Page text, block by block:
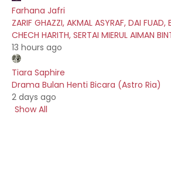
Farhana Jafri
ZARIF GHAZZI, AKMAL ASYRAF, DAI FUAD,
CHECH HARITH, SERTAI MIERUL AIMAN
13 hours ago
Tiara Saphire
Drama Bulan Henti Bicara (Astro Ria)
2 days ago
Show All